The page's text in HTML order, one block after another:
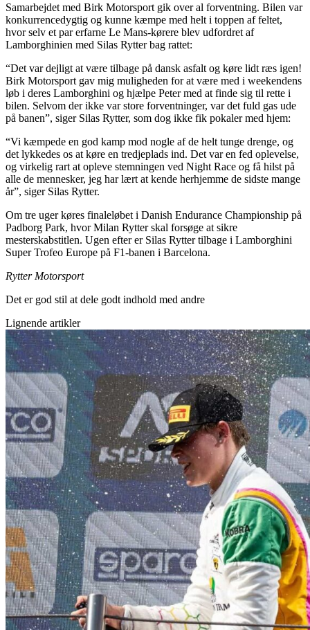
Samarbejdet med Birk Motorsport gik over al forventning. Bilen var
konkurrencedygtig og kunne kæmpe med helt i toppen af feltet,
hvor selv et par erfarne Le Mans-kørere blev udfordret af
Lamborghinien med Silas Rytter bag rattet:
“Det var dejligt at være tilbage på dansk asfalt og køre lidt ræs igen!
Birk Motorsport gav mig muligheden for at være med i weekendens
løb i deres Lamborghini og hjælpe Peter med at finde sig til rette i
bilen. Selvom der ikke var store forventninger, var det fuld gas ude
på banen”, siger Silas Rytter, som dog ikke fik pokaler med hjem:
“Vi kæmpede en god kamp mod nogle af de helt tunge drenge, og
det lykkedes os at køre en tredjeplads ind. Det var en fed oplevelse,
og virkelig rart at opleve stemningen ved Night Race og få hilst på
alle de mennesker, jeg har lært at kende herhjemme de sidste mange
år”, siger Silas Rytter.
Om tre uger køres finaleløbet i Danish Endurance Championship på
Padborg Park, hvor Milan Rytter skal forsøge at sikre
mesterskabstitlen. Ugen efter er Silas Rytter tilbage i Lamborghini
Super Trofeo Europe på F1-banen i Barcelona.
Rytter Motorsport
Det er god stil at dele godt indhold med andre
Lignende artikler